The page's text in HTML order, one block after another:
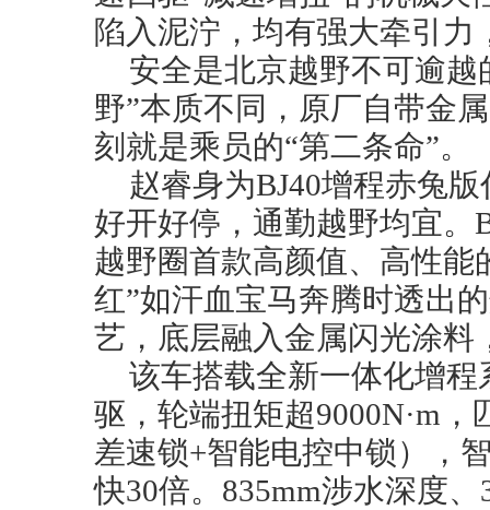
陷入泥泞，均有强大牵引
安全是北京越野不可逾
野”本质不同，原厂自带金
刻就是乘员的“第二条命”。
赵睿身为BJ40增程赤兔
好开好停，通勤越野均宜。
越野圈首款高颜值、高性能
红”如汗血宝马奔腾时透出
艺，底层融入金属闪光涂料
该车搭载全新一体化增
驱，轮端扭矩超9000N·m
差速锁+智能电控中锁），
快30倍。835mm涉水深度